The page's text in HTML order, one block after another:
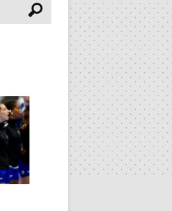
Pesquisar
Seguinte